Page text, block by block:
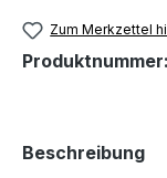
Zum Merkzettel
Produktnummer:
Beschreibung